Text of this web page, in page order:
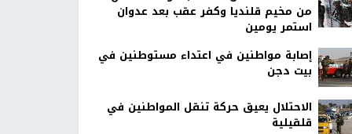
من مخيم قلنديا وكفر عقب بعد عدوان
استمر يومين
إصابة مواطنين في اعتداء مستوطنين في
بيت دجن
الاحتلال يعيق حركة تنقل المواطنين في
قلقيلية